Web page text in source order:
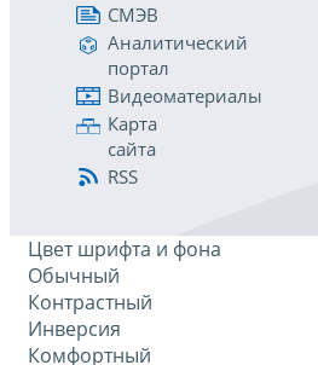
СМЭВ
Аналитический
портал
Видеоматериалы
Карта
сайта
RSS
Цвет шрифта и фона
Обычный
Контрастный
Инверсия
Комфортный